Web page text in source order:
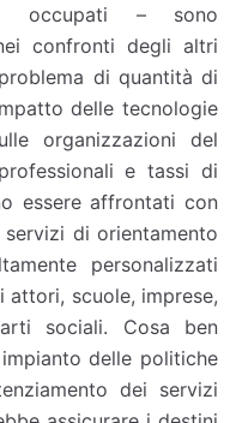
occupati – sono
confronti degli altri
di quantità di
delle tecnologie
organizzazioni del
e tassi di
essere affrontati con
di orientamento
personalizzati
scuole, imprese,
sociali. Cosa ben
delle politiche
dei servizi